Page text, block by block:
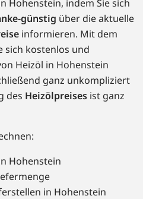
Hohenstein, indem Sie sich
günstig über die aktuelle
informieren. Mit dem
sich kostenlos und
Heizöl in Hohenstein
ganz unkompliziert
des Heizölpreises ist ganz
Hohenstein
in Hohenstein